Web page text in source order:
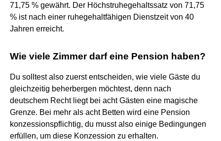
71,75 % gewährt. Der Höchstruhegehaltssatz von 71,75
% ist nach einer ruhegehaltfähigen Dienstzeit von 40
Jahren erreicht.
Wie viele Zimmer darf eine Pension haben?
Du solltest also zuerst entscheiden, wie viele Gäste du
gleichzeitig beherbergen möchtest, denn nach
deutschem Recht liegt bei acht Gästen eine magische
Grenze. Bei mehr als acht Betten wird eine Pension
konzessionspflichtig, du musst also einige Bedingungen
erfüllen, um diese Konzession zu erhalten.